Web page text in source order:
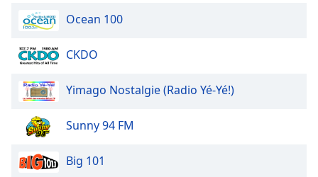
Ocean 100
CKDO
Yimago Nostalgie (Radio Yé-Yé!)
Sunny 94 FM
Big 101